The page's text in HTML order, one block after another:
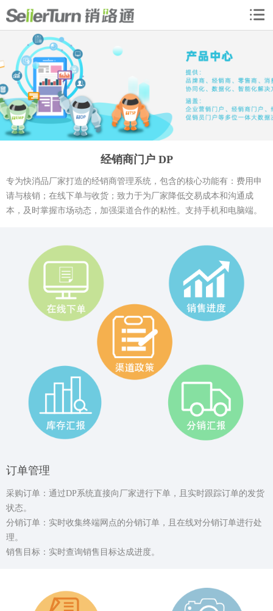
经销商门户 DP
专为快消品厂家打造的经销商管理系统，包含的核心功能有：费用申
请与核销；在线下单与收货；致力于为厂家降低交易成本和沟通成
本，及时掌握市场动态，加强渠道合作的粘性。支持手机和电脑端。
订单管理
采购订单：通过DP系统直接向厂家进行下单，且实时跟踪订单的发货
状态。
分销订单：实时收集终端网点的分销订单，且在线对分销订单进行处
理。
销售目标：实时查询销售目标达成进度。